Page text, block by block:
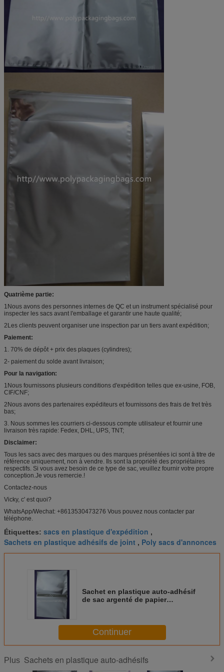
Quatrième partie:
1Nous avons des personnes internes de QC et un instrument spécialisé pour
inspecter les sacs avant l'emballage et garantir une haute qualité;
2Les clients peuvent organiser une inspection par un tiers avant expédition;
Paiement:
1. 70% de dépôt + prix des plaques (cylindres);
2- paiement du solde avant livraison;
Pour la navigation:
1Nous fournissons plusieurs conditions d'expédition telles que ex-usine, FOB,
CIF/CNF;
2Nous avons des partenaires expéditeurs et fournissons des frais de fret très
bas;
3. Nous sommes les courriers ci-dessous compte utilisateur et fournir une
livraison très rapide: Fedex, DHL, UPS, TNT;
Disclaimer:
Tous les sacs avec des marques ou des marques présentées ici sont à titre de
référence uniquement, non à vendre. Ils sont la propriété des propriétaires
respectifs. Si vous avez besoin de ce type de sac, veuillez fournir votre propre
conception.Je vous remercie.!
Contactez-nous
Vicky, c' est quoi?
WhatsApp/Wechat: +8613530473276 Vous pouvez nous contacter par
téléphone.
Étiquettes: sacs en plastique d'expédition ,
Sachets en plastique adhésifs de joint , Poly sacs d'annonces
Sachet en plastique auto-adhésif
de sac argenté de papier
Continuer
Plus Sachets en plastique auto-adhésifs